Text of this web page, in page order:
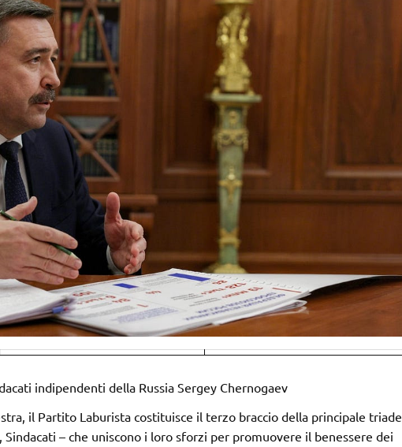
indipendenti della Russia Sergey Chernogaev
il Partito Laburista costituisce il terzo braccio della principale triade
Sindacati – che uniscono i loro sforzi per promuovere il benessere dei